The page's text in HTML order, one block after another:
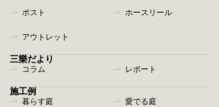
ポスト ホースリール
アウトレット
三樂だより
コラム レポート
施工例
暮らす庭 愛でる庭